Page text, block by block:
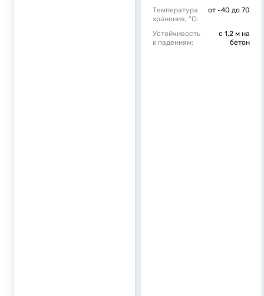
Температура
хранения, °C:
от -40 до 70
Устойчивость
к падениям:
с 1,2 м на
бетон